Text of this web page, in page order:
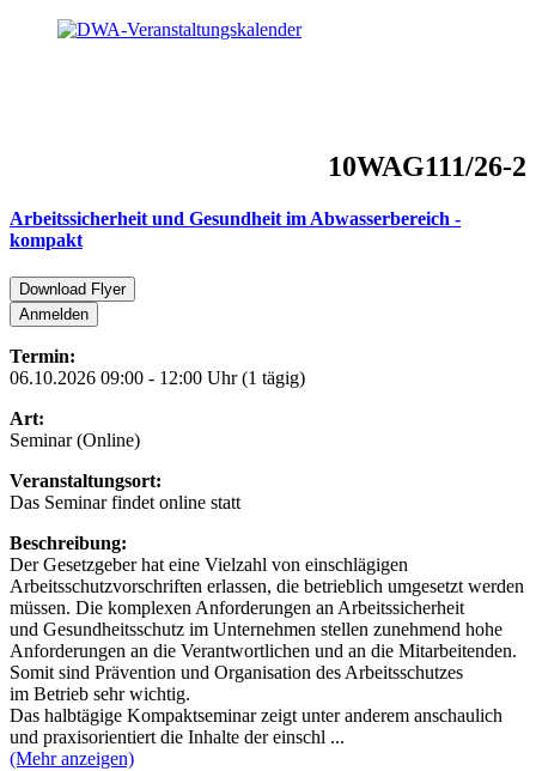
10WAG111/26-2
Arbeitssicherheit und Gesundheit im Abwasserbereich -
kompakt
Download Flyer
Anmelden
Termin:
06.10.2026 09:00 - 12:00 Uhr (1 tägig)
Art:
Seminar (Online)
Veranstaltungsort:
Das Seminar findet online statt
Beschreibung:
Der Gesetzgeber hat eine Vielzahl von einschlägigen
Arbeitsschutzvorschriften erlassen, die betrieblich umgesetzt werden
müssen. Die komplexen Anforderungen an Arbeitssicherheit
und Gesundheitsschutz im Unternehmen stellen zunehmend hohe
Anforderungen an die Verantwortlichen und an die Mitarbeitenden.
Somit sind Prävention und Organisation des Arbeitsschutzes
im Betrieb sehr wichtig.
Das halbtägige Kompaktseminar zeigt unter anderem anschaulich
und praxisorientiert die Inhalte der einschl ...
(Mehr anzeigen)